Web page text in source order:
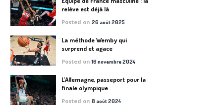
relève est déjà là
Posted on26 août 2025
La méthode Wemby qui
surprend et agace
Posted on16 novembre 2024
L’Allemagne, passeport pour la
finale olympique
Posted on8 août 2024